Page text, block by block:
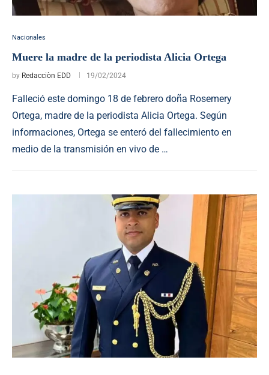
Nacionales
Muere la madre de la periodista Alicia Ortega
by Redacciòn EDD 19/02/2024
Falleció este domingo 18 de febrero doña Rosemery
Ortega, madre de la periodista Alicia Ortega. Según
informaciones, Ortega se enteró del fallecimiento en
medio de la transmisión en vivo de …